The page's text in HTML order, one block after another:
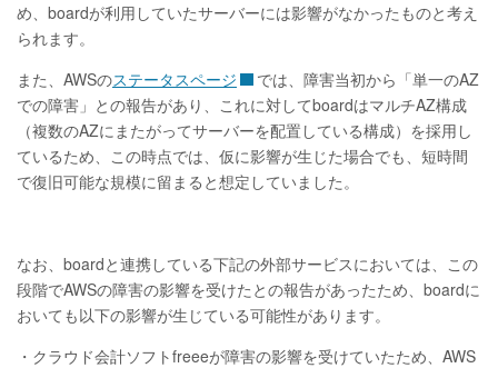
め、boardが利用していたサーバーには影響がなかったものと考え
られます。
また、AWSのステータスページ
では、障害当初から「単一のAZ
での障害」との報告があり、これに対してboardはマルチAZ構成
（複数のAZにまたがってサーバーを配置している構成）を採用し
ているため、この時点では、仮に影響が生じた場合でも、短時間
で復旧可能な規模に留まると想定していました。
なお、boardと連携している下記の外部サービスにおいては、この
段階でAWSの障害の影響を受けたとの報告があったため、boardに
おいても以下の影響が生じている可能性があります。
・クラウド会計ソフトfreeeが障害の影響を受けていたため、AWS